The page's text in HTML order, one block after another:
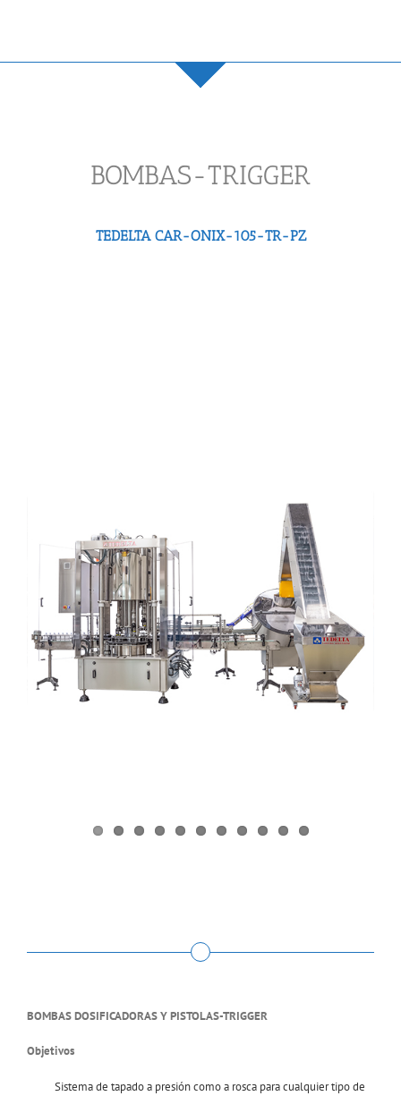
BOMBAS-TRIGGER
TEDELTA CAR-ONIX-105-TR-PZ
BOMBAS DOSIFICADORAS Y PISTOLAS-TRIGGER
Objetivos
Sistema de tapado a presión como a rosca para cualquier tipo de